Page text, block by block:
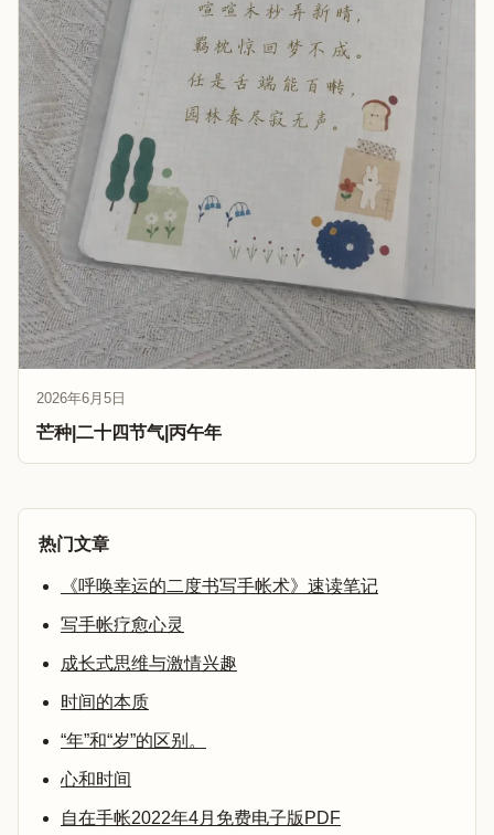
2026年6月5日
芒种|二十四节气|丙午年
热门文章
《呼唤幸运的二度书写手帐术》速读笔记
写手帐疗愈心灵
成长式思维与激情兴趣
时间的本质
“年”和“岁”的区别。
心和时间
自在手帐2022年4月免费电子版PDF